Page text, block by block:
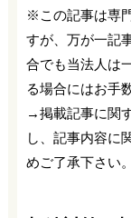
※この記事は専
すが、万が一記
合でも当法人は
る場合にはお手
→掲載記事に関
し、記事内容に
めご了承下さい。